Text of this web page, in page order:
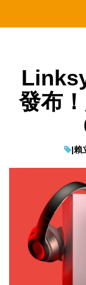
發布
|賴